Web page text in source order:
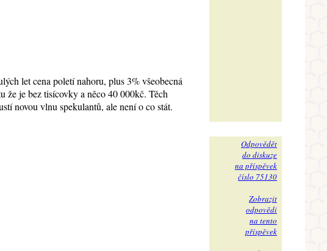
let cena poletí nahoru, plus 3% všeobecná
že je bez tisícovky a něco 40 000kč. Těch
novou vlnu spekulantů, ale není o co stát.
Odpovědět
do diskuze
na příspěvek
číslo 75130
Zobrazit
odpovědi
na tento
příspěvek